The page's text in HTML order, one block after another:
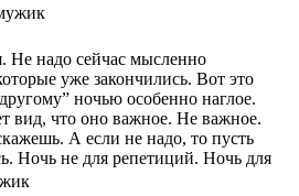
Не надо сейчас мысленно
уже закончились. Вот это
ночью особенно наглое.
вид, что оно важное. Не важное.
А если не надо, то пусть
Ночь не для репетиций. Ночь для